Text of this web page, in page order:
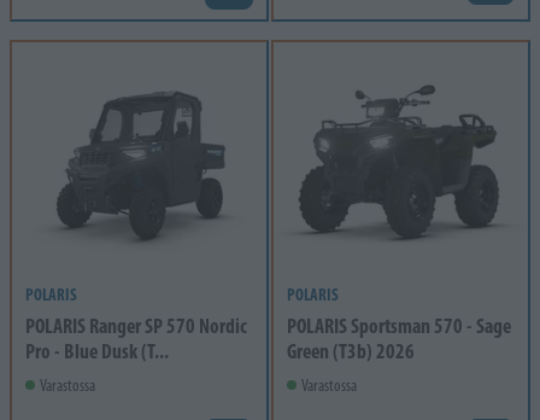
POLARIS
POLARIS Ranger SP 570 Nordic
Pro - Blue Dusk (T...
Varastossa
POLARIS
POLARIS Sportsman 570 - Sage
Green (T3b) 2026
Varastossa